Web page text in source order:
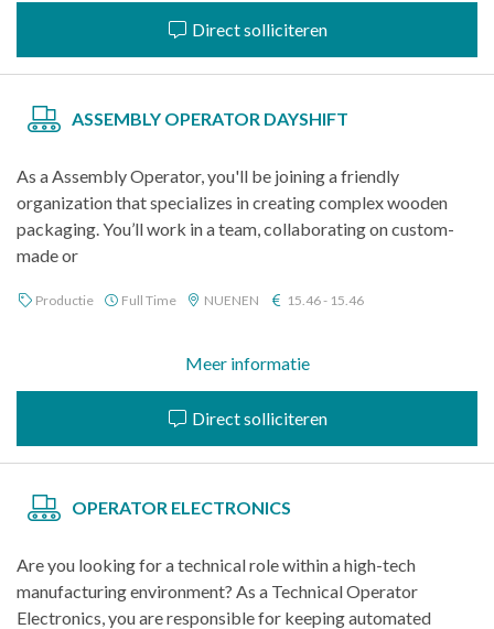
Direct solliciteren
ASSEMBLY OPERATOR DAYSHIFT
As a Assembly Operator, you'll be joining a friendly
organization that specializes in creating complex wooden
packaging. You’ll work in a team, collaborating on custom-
made or
Productie Full Time NUENEN 15.46 - 15.46
Meer informatie
Direct solliciteren
OPERATOR ELECTRONICS
Are you looking for a technical role within a high-tech
manufacturing environment? As a Technical Operator
Electronics, you are responsible for keeping automated